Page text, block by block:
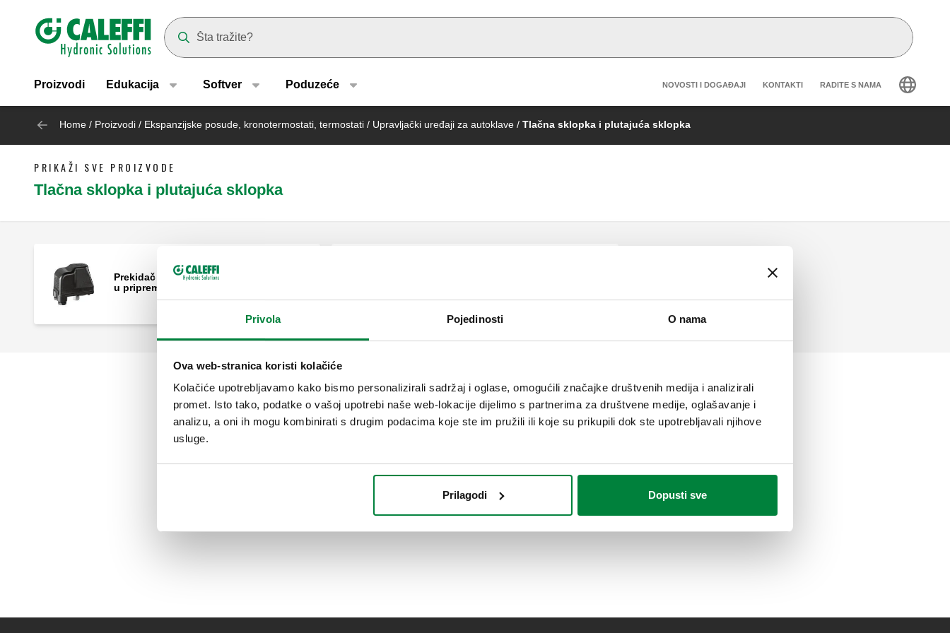
Privola Pojedinosti O nama
Ova web-stranica koristi kolačiće
Kolačiće upotrebljavamo kako bismo personalizirali sadržaj i oglase, omogućili značajke društvenih medija i analizirali
promet. Isto tako, podatke o vašoj upotrebi naše web-lokacije dijelimo s partnerima za društvene medije, oglašavanje i
analizu, a oni ih mogu kombinirati s drugim podacima koje ste im pružili ili koje su prikupili dok ste upotrebljavali njihove
usluge.
Prilagodi Dopusti sve
Header main navigation
Proizvodi Edukacija Softver Poduzeće Header secondary navigation
NOVOSTI I DOGAĐAJI KONTAKTI RADITE S NAMA
Home / Proizvodi / Ekspanzijske posude, kronotermostati, termostati / Upravljački uređaji za autoklave / Tlačna sklopka i plutajuća sklopka
PRIKAŽI SVE PROIZVODE
Tlačna sklopka i plutajuća sklopka
Prekidač tlaka za pojačivače i primjenu
u pripremi vode za kućanstva.